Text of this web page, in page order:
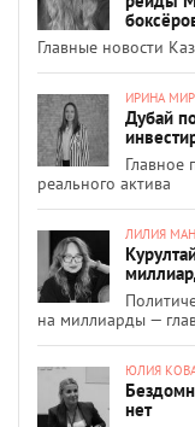
Главные новости
ИРИНА
Дубай
Главное
реального актива
ЛИЛИЯ
на миллиарды —
ЮЛИЯ
нет